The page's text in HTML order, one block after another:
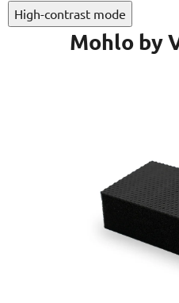
High-contrast mode
Mohlo by